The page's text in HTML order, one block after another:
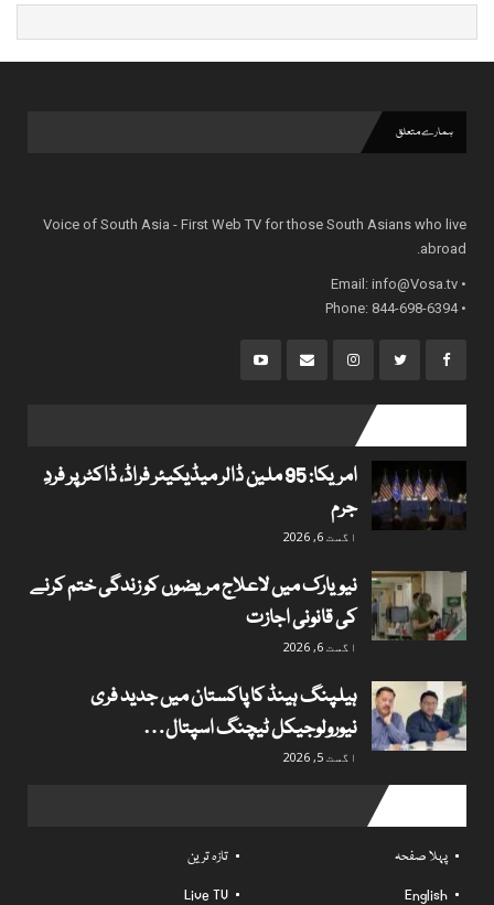
ہمارے متعلق
Voice of South Asia - First Web TV for those South Asians who live
abroad.
• Email:
info@Vosa.tv
• Phone: 844-698-6394
امریکا: 95 ملین ڈالر میڈیکیئر فراڈ، ڈاکٹر پر فردِ
جرم
اگست 6, 2026
نیویارک میں لاعلاج مریضوں کو زندگی ختم کرنے
کی قانونی اجازت
اگست 6, 2026
ہیلپنگ ہینڈ کا پاکستان میں جدید فری
نیورولوجیکل ٹیچنگ اسپتال…
اگست 5, 2026
پہلا صفحہ
تازہ ترین
English
Live TV